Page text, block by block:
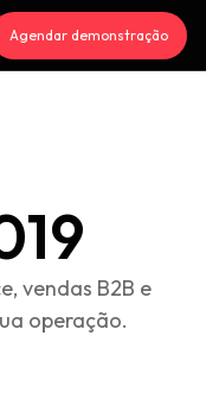
Agendar demonstração
vendas B2B e
operação.